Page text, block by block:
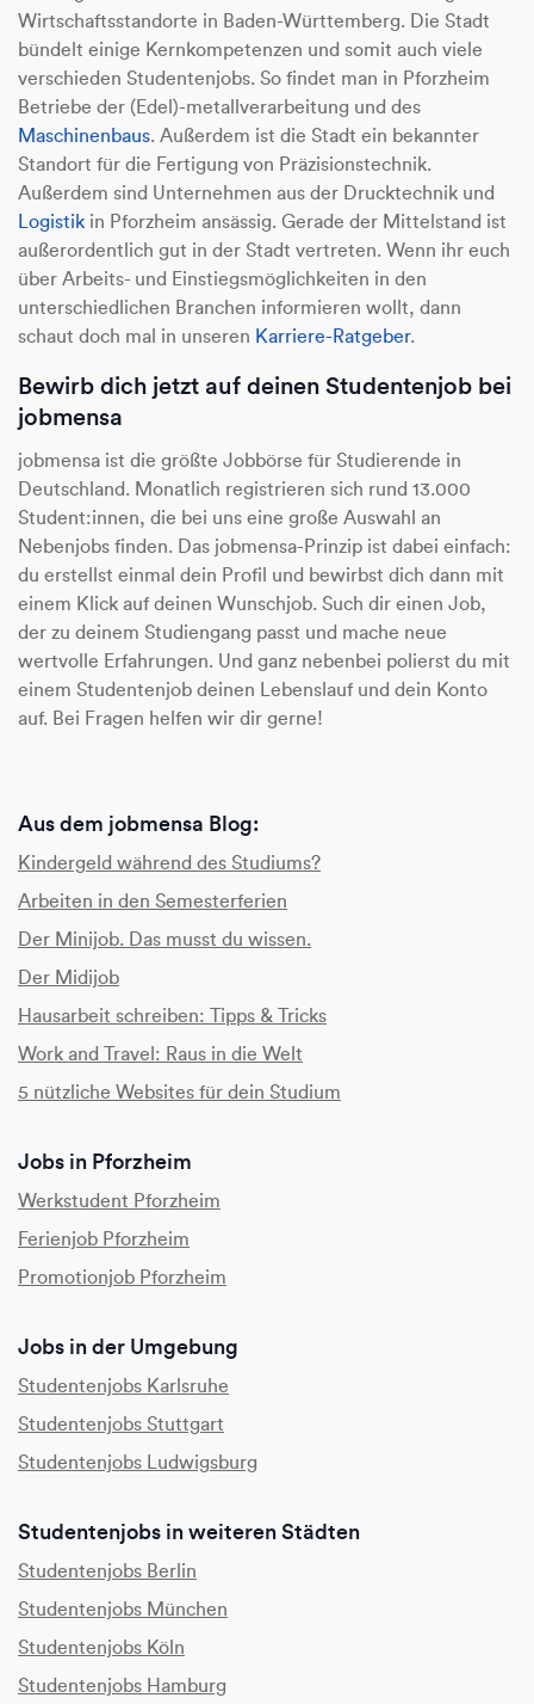
Wirtschaftsstandorte in Baden-Württemberg. Die Stadt
bündelt einige Kernkompetenzen und somit auch viele
verschieden Studentenjobs. So findet man in Pforzheim
Betriebe der (Edel)-metallverarbeitung und des
Maschinenbaus. Außerdem ist die Stadt ein bekannter
Standort für die Fertigung von Präzisionstechnik.
Außerdem sind Unternehmen aus der Drucktechnik und
Logistik in Pforzheim ansässig. Gerade der Mittelstand ist
außerordentlich gut in der Stadt vertreten. Wenn ihr euch
über Arbeits- und Einstiegsmöglichkeiten in den
unterschiedlichen Branchen informieren wollt, dann
schaut doch mal in unseren Karriere-Ratgeber.
Bewirb dich jetzt auf deinen Studentenjob bei
jobmensa
jobmensa ist die größte Jobbörse für Studierende in
Deutschland. Monatlich registrieren sich rund 13.000
Student:innen, die bei uns eine große Auswahl an
Nebenjobs finden. Das jobmensa-Prinzip ist dabei einfach:
du erstellst einmal dein Profil und bewirbst dich dann mit
einem Klick auf deinen Wunschjob. Such dir einen Job,
der zu deinem Studiengang passt und mache neue
wertvolle Erfahrungen. Und ganz nebenbei polierst du mit
einem Studentenjob deinen Lebenslauf und dein Konto
auf. Bei Fragen helfen wir dir gerne!
Aus dem jobmensa Blog:
Kindergeld während des Studiums?
Arbeiten in den Semesterferien
Der Minijob. Das musst du wissen.
Der Midijob
Hausarbeit schreiben: Tipps & Tricks
Work and Travel: Raus in die Welt
5 nützliche Websites für dein Studium
Jobs in Pforzheim
Werkstudent Pforzheim
Ferienjob Pforzheim
Promotionjob Pforzheim
Jobs in der Umgebung
Studentenjobs Karlsruhe
Studentenjobs Stuttgart
Studentenjobs Ludwigsburg
Studentenjobs in weiteren Städten
Studentenjobs Berlin
Studentenjobs München
Studentenjobs Köln
Studentenjobs Hamburg